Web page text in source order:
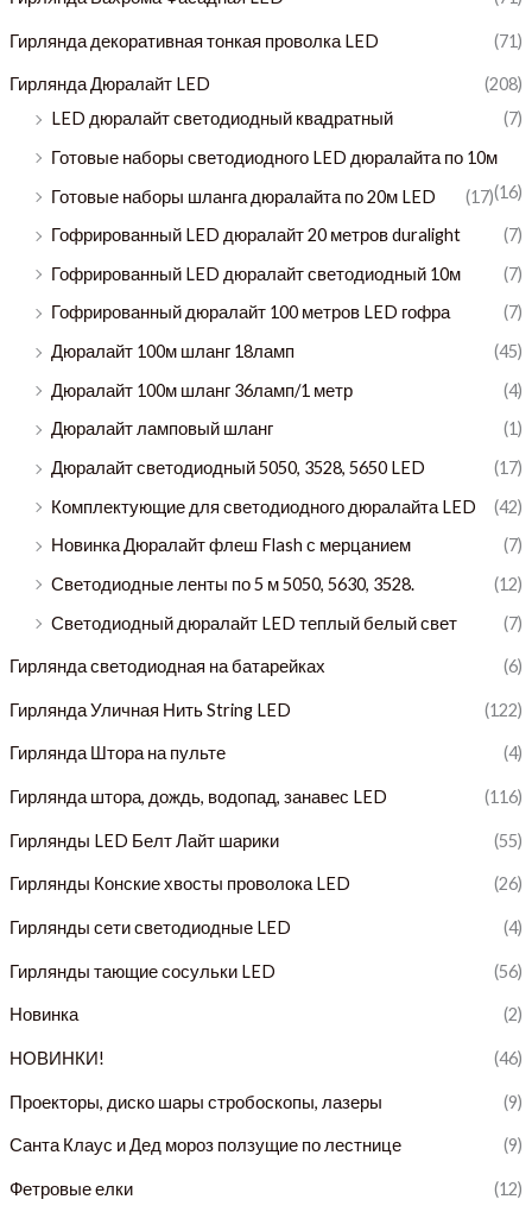
Гирлянда декоративная тонкая проволка LED (71)
Гирлянда Дюралайт LED
(208)
LED дюралайт светодиодный квадратный
(7)
Готовые наборы светодиодного LED дюралайта по 10м
(16)
Готовые наборы шланга дюралайта по 20м LED
(17)
Гофрированный LED дюралайт 20 метров duralight
(7)
Гофрированный LED дюралайт светодиодный 10м
(7)
Гофрированный дюралайт 100 метров LED гофра
(7)
Дюралайт 100м шланг 18ламп
(45)
Дюралайт 100м шланг 36ламп/1 метр
(4)
Дюралайт ламповый шланг
(1)
Дюралайт светодиодный 5050, 3528, 5650 LED
(17)
Комплектующие для светодиодного дюралайта LED
(42)
Новинка Дюралайт флеш Flash с мерцанием
(7)
Светодиодные ленты по 5 м 5050, 5630, 3528.
(12)
Светодиодный дюралайт LED теплый белый свет
(7)
Гирлянда светодиодная на батарейках (6)
Гирлянда Уличная Нить String LED (122)
Гирлянда Штора на пульте (4)
Гирлянда штора, дождь, водопад, занавес LED (116)
Гирлянды LED Белт Лайт шарики (55)
Гирлянды Конские хвосты проволока LED (26)
Гирлянды сети светодиодные LED (4)
Гирлянды тающие сосульки LED (56)
Новинка (2)
НОВИНКИ! (46)
Проекторы, диско шары стробоскопы, лазеры (9)
Санта Клаус и Дед мороз ползущие по лестнице (9)
Фетровые елки (12)